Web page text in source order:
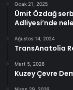
Ocak 21, 2025
Ümit Özdağ
Adliyesi’nde
Ağustos 14, 2024
TransAnatolia
Mart 5, 2026
Kuzey Çevre
Nisan 29, 2026